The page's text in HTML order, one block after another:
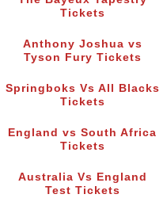
Tickets
Anthony Joshua vs
Tyson Fury Tickets
Springboks Vs All Blacks
Tickets
England vs South Africa
Tickets
Australia Vs England
Test Tickets